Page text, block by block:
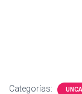
Categorías: